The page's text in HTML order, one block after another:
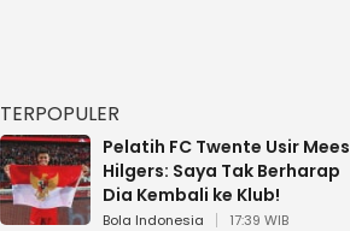
TERPOPULER
Pelatih FC Twente Usir Mees
Hilgers: Saya Tak Berharap
Dia Kembali ke Klub!
Bola Indonesia 17:39 WIB